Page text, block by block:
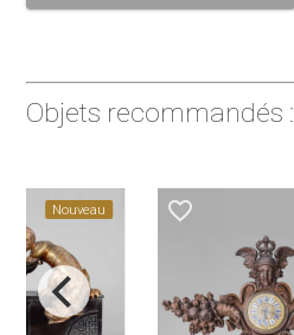
Objets recommandés :
Nouveau favorite_border